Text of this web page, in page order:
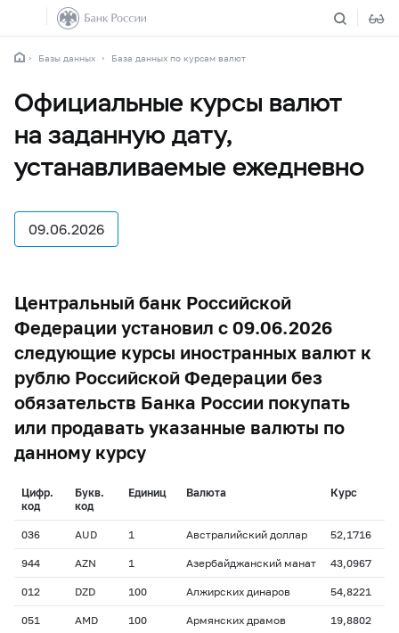
Базы данных База данных по курсам валют
Официальные курсы валют
на заданную дату,
устанавливаемые ежедневно
09.06.2026
Центральный банк Российской
Федерации установил с 09.06.2026
следующие курсы иностранных валют к
рублю Российской Федерации без
обязательств Банка России покупать
или продавать указанные валюты по
данному курсу
Цифр.
код
Букв.
код
Единиц Валюта Курс
036 AUD 1 Австралийский доллар 52,1716
944 AZN 1 Азербайджанский манат 43,0967
012 DZD 100 Алжирских динаров 54,8221
051 AMD 100 Армянских драмов 19,8802